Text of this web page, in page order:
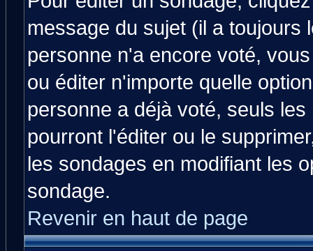
message du sujet (il a toujours
personne n'a encore voté,
ou éditer n'importe quelle
personne a déjà voté, seuls
pourront l'éditer ou le
les sondages en modifiant les
sondage.
Revenir en haut de page